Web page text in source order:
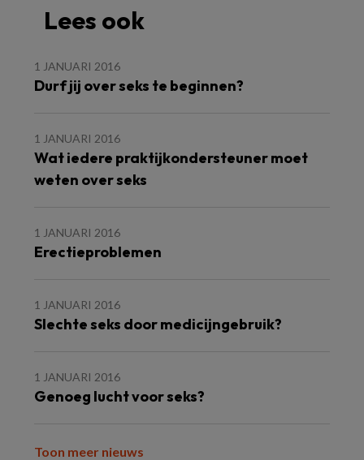
Lees ook
1 JANUARI 2016
Durf jij over seks te beginnen?
1 JANUARI 2016
Wat iedere praktijkondersteuner moet
weten over seks
1 JANUARI 2016
Erectieproblemen
1 JANUARI 2016
Slechte seks door medicijngebruik?
1 JANUARI 2016
Genoeg lucht voor seks?
Toon meer nieuws